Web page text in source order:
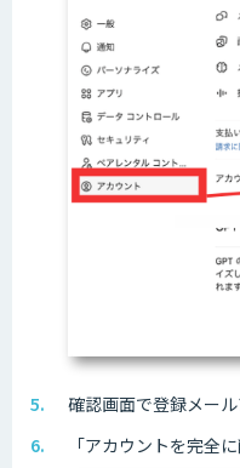
確認画面で登録メー
「アカウントを完全